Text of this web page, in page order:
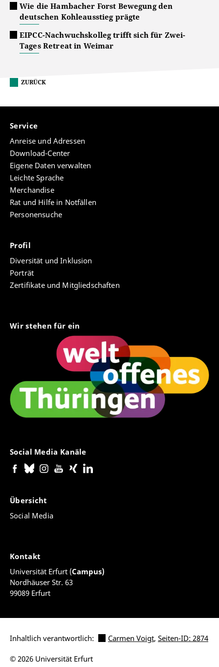
Wie die Hambacher Forst Bewegung den
deutschen Kohleausstieg prägte
EIPCC-Nachwuchskolleg trifft sich für Zwei-
Tages Retreat in Weimar
ZURÜCK
Service
Anreise und Adressen
Download-Center
Eigene Daten verwalten
Leichte Sprache
Merchandise
Rat und Hilfe in Notfällen
Personensuche
Profil
Diversität und Inklusion
Porträt
Zertifikate und Mitgliedschaften
Wir stehen für ein
Social Media Kanäle
Übersicht
Social Media
Kontakt
Universität Erfurt (Campus)
Nordhäuser Str. 63
99089 Erfurt
Inhaltlich verantwortlich: Carmen Voigt, Seiten-ID: 2874
© 2026 Universität Erfurt